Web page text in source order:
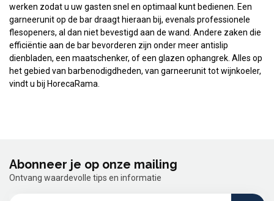
werken zodat u uw gasten snel en optimaal kunt bedienen. Een
garneerunit op de bar draagt hieraan bij, evenals professionele
flesopeners, al dan niet bevestigd aan de wand. Andere zaken die
efficiëntie aan de bar bevorderen zijn onder meer antislip
dienbladen, een maatschenker, of een glazen ophangrek. Alles op
het gebied van barbenodigdheden, van garneerunit tot wijnkoeler,
vindt u bij HorecaRama.
Abonneer je op onze mailing
Ontvang waardevolle tips en informatie